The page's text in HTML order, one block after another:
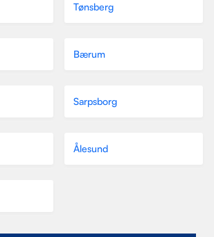
Tønsberg
Bærum
Sarpsborg
Ålesund